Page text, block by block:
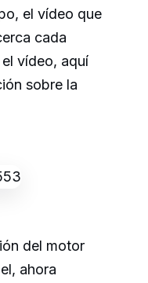
el vídeo que
cada
vídeo, aquí
sobre la
del motor
ahora